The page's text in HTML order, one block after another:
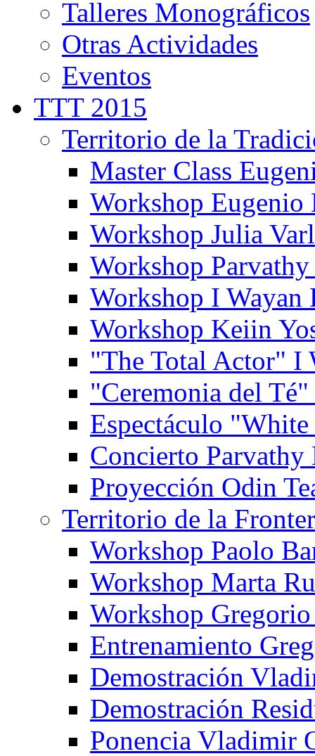
Talleres Monográficos
Otras Actividades
Eventos
TTT 2015
Territorio de la
Master Class
Workshop Eugenio
Workshop Julia
Workshop
Workshop I Wayan
Workshop Keiin
"The Total Actor" I
"Ceremonia del
Espectáculo
Concierto Parvathy
Proyección Odin
Territorio de la
Workshop Paolo
Workshop Marta
Workshop
Entrenamiento
Demostración
Demostración
Ponencia Vladimir